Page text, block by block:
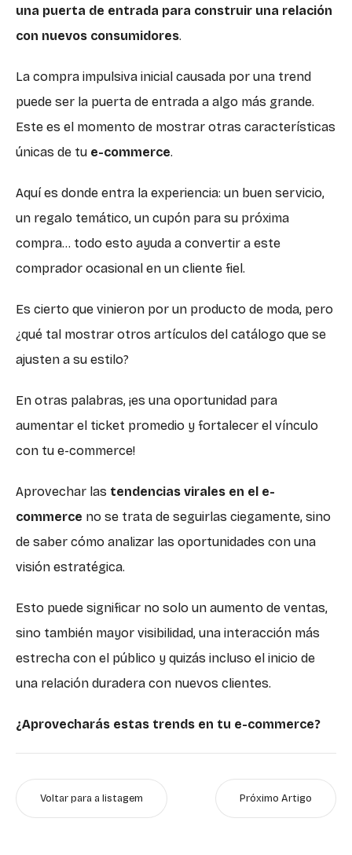
una puerta de entrada para construir una relación
con nuevos consumidores.
La compra impulsiva inicial causada por una trend
puede ser la puerta de entrada a algo más grande.
Este es el momento de mostrar otras características
únicas de tu e-commerce.
Aquí es donde entra la experiencia: un buen servicio,
un regalo temático, un cupón para su próxima
compra… todo esto ayuda a convertir a este
comprador ocasional en un cliente fiel.
Es cierto que vinieron por un producto de moda, pero
¿qué tal mostrar otros artículos del catálogo que se
ajusten a su estilo?
En otras palabras, ¡es una oportunidad para
aumentar el ticket promedio y fortalecer el vínculo
con tu e-commerce!
Aprovechar las tendencias virales en el e-
commerce no se trata de seguirlas ciegamente, sino
de saber cómo analizar las oportunidades con una
visión estratégica.
Esto puede significar no solo un aumento de ventas,
sino también mayor visibilidad, una interacción más
estrecha con el público y quizás incluso el inicio de
una relación duradera con nuevos clientes.
¿Aprovecharás estas trends en tu e-commerce?
Voltar para a listagem Próximo Artigo